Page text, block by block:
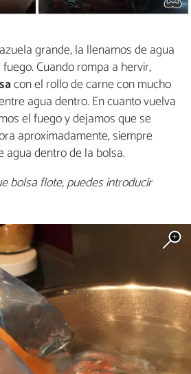
grande, la llenamos de agua
Cuando rompa a hervir,
con el rollo de carne con mucho
agua dentro. En cuanto vuelva
el fuego y dejamos que se
aproximadamente, siempre
agua dentro de la bolsa.
bolsa flote, puedes introducir